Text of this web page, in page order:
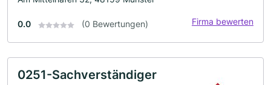
0.0 (0 Bewertungen) Firma bewerten
0251-Sachverständiger